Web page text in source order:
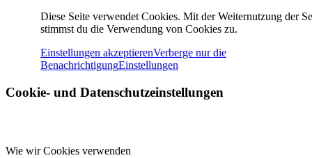
Diese Seite verwendet Cookies. Mit der Weiternutzung der
stimmst du die Verwendung von Cookies zu.
Einstellungen akzeptierenVerberge nur die
BenachrichtigungEinstellungen
Cookie- und Datenschutzeinstellungen
Wie wir Cookies verwenden